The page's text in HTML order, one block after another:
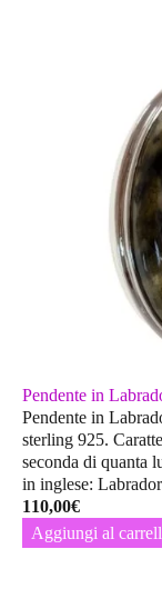
Pendente in
Pendente in
sterling 925.
seconda di quanta
in inglese:
110,00€
Aggiungi al